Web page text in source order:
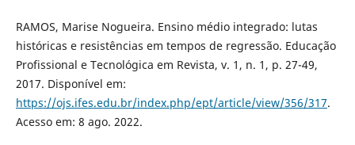
RAMOS, Marise Nogueira. Ensino médio integrado: lutas
históricas e resistências em tempos de regressão. Educação
Profissional e Tecnológica em Revista, v. 1, n. 1, p. 27-49,
2017. Disponível em:
https://ojs.ifes.edu.br/index.php/ept/article/view/356/317.
Acesso em: 8 ago. 2022.